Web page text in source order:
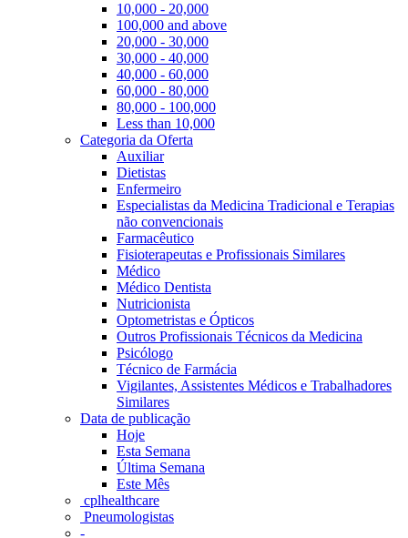
10,000 - 20,000
100,000 and above
20,000 - 30,000
30,000 - 40,000
40,000 - 60,000
60,000 - 80,000
80,000 - 100,000
Less than 10,000
Categoria da Oferta
Auxiliar
Dietistas
Enfermeiro
Especialistas da Medicina Tradicional e Terapias
não convencionais
Farmacêutico
Fisioterapeutas e Profissionais Similares
Médico
Médico Dentista
Nutricionista
Optometristas e Ópticos
Outros Profissionais Técnicos da Medicina
Psicólogo
Técnico de Farmácia
Vigilantes, Assistentes Médicos e Trabalhadores
Similares
Data de publicação
Hoje
Esta Semana
Última Semana
Este Mês
‎ cplhealthcare‬
Pneumologistas
-